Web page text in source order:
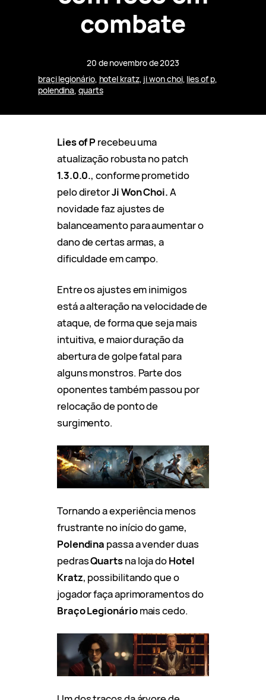
combate
20 de novembro de 2023
braçi legionário, hotel kratz, ji won choi, lies of p
polendina, quarts
Lies of P recebeu uma
atualização robusta no patch
1.3.0.0., conforme prometido
pelo diretorJi Won Choi.A
novidade faz ajustes de
balanceamento para aumentar o
dano de certas armas, a
dificuldade em campo.
Entre os ajustes em inimigos
está a alteração na velocidade de
ataque, de forma que seja mais
intuitiva, e maior duração da
abertura de golpe fatal para
alguns monstros. Parte dos
oponentes também passou por
relocação de ponto de
surgimento.
Tornando a experiência menos
frustrante no início do game,
Polendina passa a vender duas
pedrasQuartsna loja doHotel
Kratz, possibilitando que o
jogador faça aprimoramentos do
Braço Legionáriomais cedo.